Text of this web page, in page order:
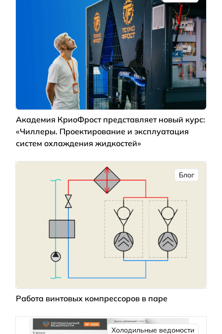
Академия КриоФрост представляет новый курс:
«Чиллеры. Проектирование и эксплуатация
систем охлаждения жидкостей»
Блог
Работа винтовых компрессоров в паре
Холодильные ведомости